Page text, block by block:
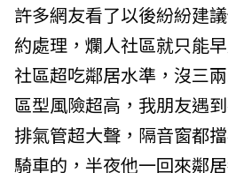
許多網友看了以後紛紛建
約處理，爛人社區就只能
社區超吃鄰居水準，沒三
區型風險超高，我朋友遇
排氣管超大聲，隔音窗都
騎車的，半夜他一回來鄰